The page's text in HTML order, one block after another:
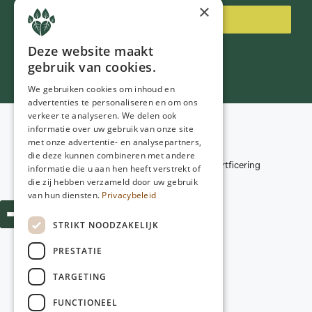
© 2026NGD Care
Voorwaarden
Privacybeleid
Disclaimer
Kwaliteitscriteria en certficering
Webdesign:
Poiter Design
×
Deze website maakt
gebruik van cookies.
We gebruiken cookies om inhoud en
advertenties te personaliseren en om ons
verkeer te analyseren. We delen ook
informatie over uw gebruik van onze site
met onze advertentie- en analysepartners,
die deze kunnen combineren met andere
informatie die u aan hen heeft verstrekt of
die zij hebben verzameld door uw gebruik
van hun diensten. Privacybeleid
STRIKT NOODZAKELIJK
PRESTATIE
TARGETING
FUNCTIONEEL